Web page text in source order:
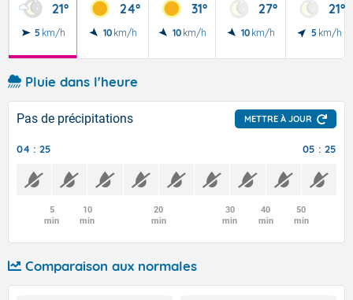
21°
5 km/h
24°
10 km/h
31°
10 km/h
27°
10 km/h
21°
5 km/h
Pluie dans l'heure
Pas de précipitations METTRE À JOUR
04 : 25 05 : 25
5
min
10
min
20
min
30
min
40
min
50
min
Comparaison aux normales